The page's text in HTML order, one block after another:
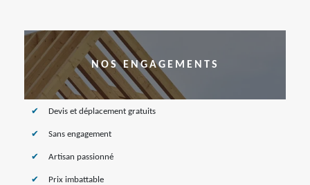
NOS ENGAGEMENTS
Devis et déplacement gratuits
Sans engagement
Artisan passionné
Prix imbattable